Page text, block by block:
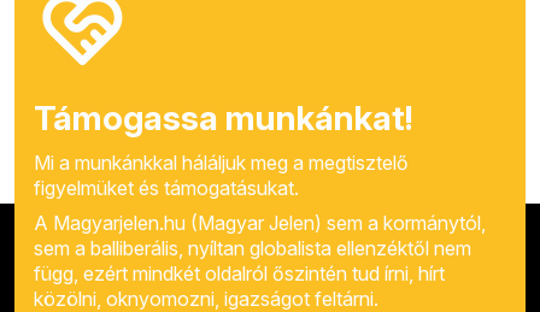
Támogassa munkánkat!
Mi a munkánkkal háláljuk meg a megtisztelő
figyelmüket és támogatásukat.
A Magyarjelen.hu (Magyar Jelen) sem a kormánytól,
sem a balliberális, nyíltan globalista ellenzéktől nem
függ, ezért mindkét oldalról őszintén tud írni, hírt
közölni, oknyomozni, igazságot feltárni.